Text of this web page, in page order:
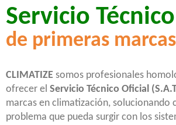
Servicio
de primeras marcas
CLIMATIZE somos profesionales
ofrecer el Servicio Técnico Oficial
marcas en climatización, solucionando
problema que pueda surgir con los